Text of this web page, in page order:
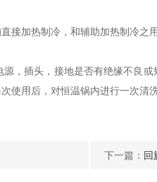
接加热制冷，和辅助加热制冷之用
，插头，接地是否有绝缘不良
用后，对恒温锅内进行一次清
下一篇： 回